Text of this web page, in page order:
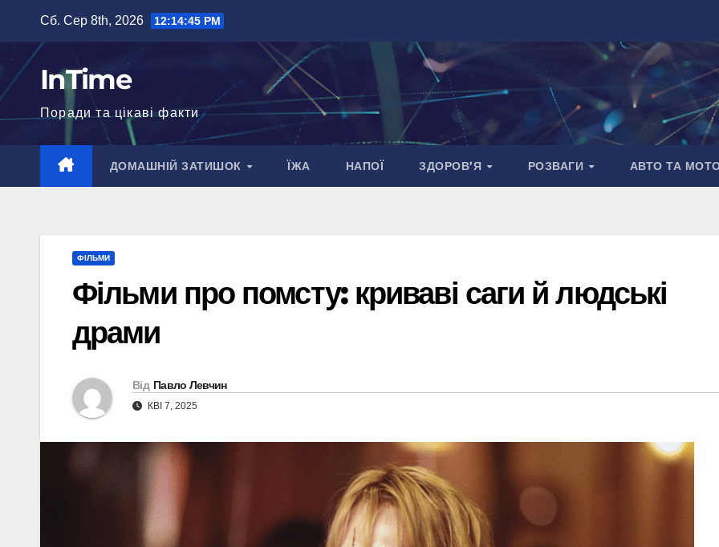
вмісту
Сб. Сер 8th, 2026 12:14:46 PM
InTime
Поради та цікаві факти
ДОМАШНІЙ ЗАТИШОК ЇЖА НАПОЇ ЗДОРОВ’Я РОЗВАГИ АВТО ТА
ФІЛЬМИ
Фільми про помсту: криваві саги й людські
драми
Від Павло Левчин
КВІ 7, 2025